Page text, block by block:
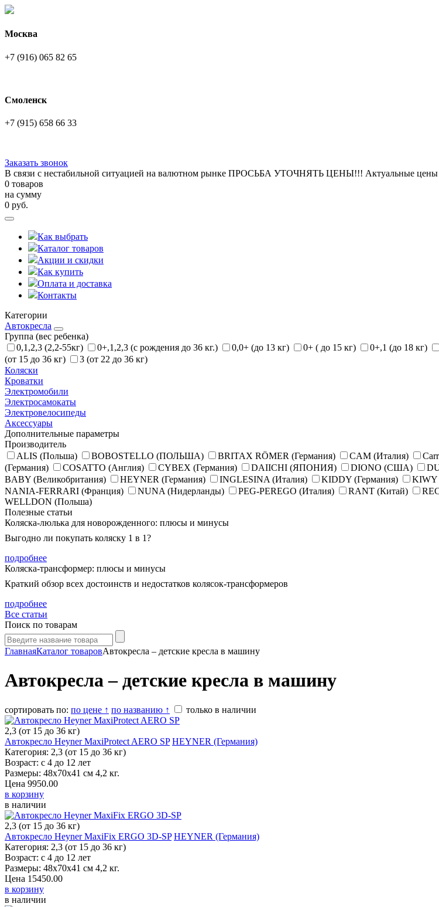
Москва
+7 (916) 065 82 65
Смоленск
+7 (915) 658 66 33
Заказать звонок
В связи с нестабильной ситуацией на валютном рынке ПРОСЬБА УТОЧНЯТЬ ЦЕНЫ!!! Актуальные цены и
0 товаров
на сумму
0 руб.
Как выбрать
Каталог товаров
Акции и скидки
Как купить
Оплата и доставка
Контакты
Категории
Автокресла
Группа (вес ребенка)
0,1,2,3 (2,2-55кг)
0+,1,2,3 (с рождения до 36 кг.) 0,0+ (до 13 кг) 0+ ( до 15 кг) 0+,1 (до 18 кг)
(от 15 до 36 кг)
3 (от 22 до 36 кг)
Коляски
Кроватки
Электромобили
Электросамокаты
Электровелосипеды
Аксессуары
Дополнительные параметры
Производитель
ALIS (Польша)
BOBOSTELLO (ПОЛЬША) BRITAX RÖMER (Германия) CAM (Италия)
(Германия)
COSATTO (Англия) CYBEX (Германия) DAIICHI (ЯПОНИЯ) DIONO (США)
BABY (Великобритания)
HEYNER (Германия) INGLESINA (Италия) KIDDY (Германия) KIWY
NANIA-FERRARI (Франция)
NUNA (Нидерланды) PEG-PEREGO (Италия) RANT (Китай)
WELLDON (Польша)
Полезные статьи
Коляска-люлька для новорожденного: плюсы и минусы
Выгодно ли покупать коляску 1 в 1?
подробнее
Коляска-трансформер: плюсы и минусы
Краткий обзор всех достоинств и недостатков колясок-трансформеров
подробнее
Все статьи
Поиск по товарам
ГлавнаяКаталог товаровАвтокресла – детские кресла в машину
Автокресла – детские кресла в машину
сортировать по: по цене ↑ по названию ↑ только в наличии
2,3 (от 15 до 36 кг)
Автокресло Heyner MaxiProtect AERO SP HEYNER (Германия)
Категория: 2,3 (от 15 до 36 кг)
Возраст: с 4 до 12 лет
Размеры: 48х70x41 см 4,2 кг.
Цена 9950.00
в корзину
в наличии
2,3 (от 15 до 36 кг)
Автокресло Heyner MaxiFix ERGO 3D-SP HEYNER (Германия)
Категория: 2,3 (от 15 до 36 кг)
Возраст: с 4 до 12 лет
Размеры: 48х70x41 см 4,2 кг.
Цена 15450.00
в корзину
в наличии